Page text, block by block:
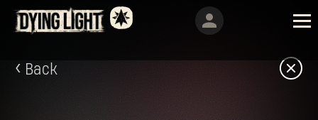
Back